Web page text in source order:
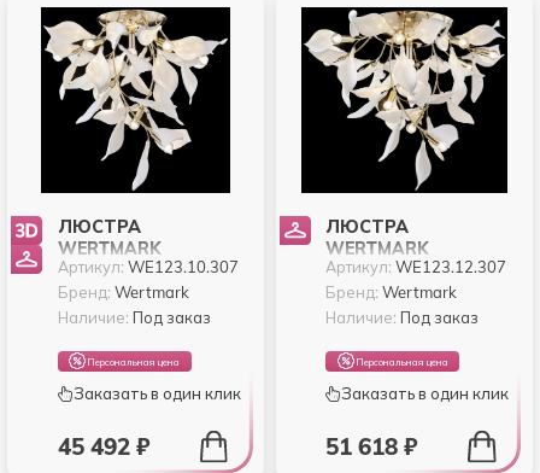
ЛЮСТРА
WERTMARK
MIRANDA
WE123.10.307
Артикул: WE123.10.307
Бренд: Wertmark
Наличие: Под заказ
Персональная цена
Заказать в один клик
45 492 ₽
ЛЮСТРА
WERTMARK
MIRANDA
WE123.12.307
Артикул:WE123.12.307
Бренд:Wertmark
Наличие: Под заказ
Персональная цена
Заказать в один клик
51 618 ₽